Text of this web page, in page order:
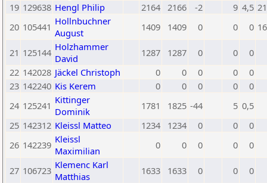
19 129638 Hengl Philip 2164 2166 -2 9 4,5
20 105441 Hollnbuchner
August
1409 1409 0 0 0
21 125144 Holzhammer
David
1287 1287 0 0
0
22 142028 Jäckel Christoph 0 0 0 0
0
23 142240 Kis Kerem 0 0 0 0
0
24 125241 Kittinger
Dominik
1781 1825 -44 5 0,5
25 142312 Kleissl Matteo 1234 1234 0 0
0
26 142239 Kleissl
Maximilian
0 0 0 0 0
27 106723 Klemenc Karl
Matthias
1633 1633 0 0
0